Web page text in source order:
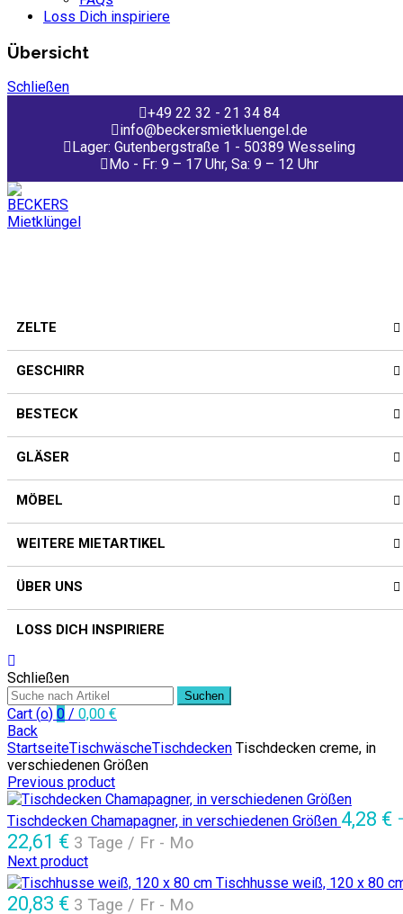
Loss Dich inspiriere
Übersicht
Schließen
+49 22 32 - 21 34 84
info@beckersmietkluengel.de
Lager: Gutenbergstraße 1 - 50389 Wesseling
Mo - Fr: 9 – 17 Uhr, Sa: 9 – 12 Uhr
ZELTE
GESCHIRR
BESTECK
GLÄSER
MÖBEL
WEITERE MIETARTIKEL
ÜBER UNS
LOSS DICH INSPIRIERE
Schließen
Suchen
Cart (o) 0 / 0,00 €
Back
StartseiteTischwäscheTischdecken Tischdecken creme, in
verschiedenen Größen
Previous product
Tischdecken Chamapagner, in verschiedenen Größen 4,28 €
22,61 € 3 Tage / Fr - Mo
Next product
Tischhusse weiß, 120 x 80
20,83 € 3 Tage / Fr - Mo